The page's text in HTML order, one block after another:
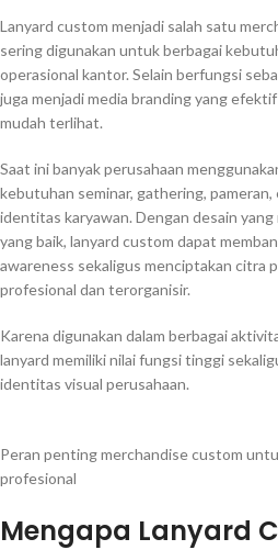
Lanyard custom menjadi salah satu
sering digunakan untuk berbagai
operasional kantor. Selain berfungsi
juga menjadi media branding yang
mudah terlihat.
Saat ini banyak perusahaan
kebutuhan seminar, gathering,
identitas karyawan. Dengan desain
yang baik, lanyard custom dapat
awareness sekaligus menciptakan citra
profesional dan terorganisir.
Karena digunakan dalam berbagai
lanyard memiliki nilai fungsi tinggi
identitas visual perusahaan.
Peran penting merchandise custom
profesional
Mengapa Lanyard